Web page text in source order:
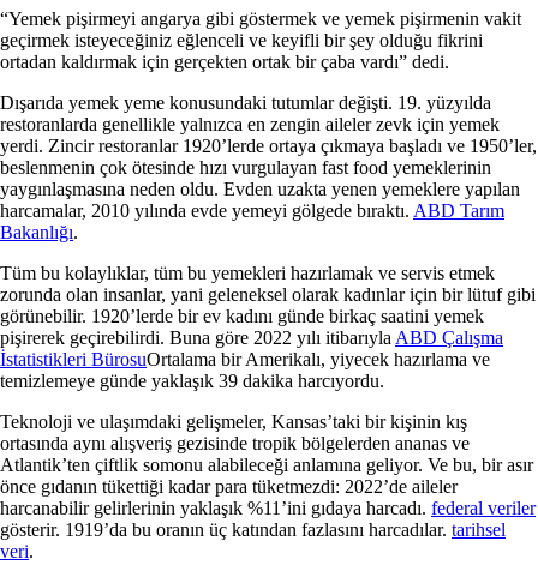
“Yemek pişirmeyi angarya gibi göstermek ve yemek pişirmenin vakit
geçirmek isteyeceğiniz eğlenceli ve keyifli bir şey olduğu fikrini
ortadan kaldırmak için gerçekten ortak bir çaba vardı” dedi.
Dışarıda yemek yeme konusundaki tutumlar değişti. 19. yüzyılda
restoranlarda genellikle yalnızca en zengin aileler zevk için yemek
yerdi. Zincir restoranlar 1920’lerde ortaya çıkmaya başladı ve 1950’ler,
beslenmenin çok ötesinde hızı vurgulayan fast food yemeklerinin
yaygınlaşmasına neden oldu. Evden uzakta yenen yemeklere yapılan
harcamalar, 2010 yılında evde yemeyi gölgede bıraktı. ABD Tarım
Bakanlığı.
Tüm bu kolaylıklar, tüm bu yemekleri hazırlamak ve servis etmek
zorunda olan insanlar, yani geleneksel olarak kadınlar için bir lütuf gibi
görünebilir. 1920’lerde bir ev kadını günde birkaç saatini yemek
pişirerek geçirebilirdi. Buna göre 2022 yılı itibarıyla ABD Çalışma
İstatistikleri BürosuOrtalama bir Amerikalı, yiyecek hazırlama ve
temizlemeye günde yaklaşık 39 dakika harcıyordu.
Teknoloji ve ulaşımdaki gelişmeler, Kansas’taki bir kişinin kış
ortasında aynı alışveriş gezisinde tropik bölgelerden ananas ve
Atlantik’ten çiftlik somonu alabileceği anlamına geliyor. Ve bu, bir asır
önce gıdanın tükettiği kadar para tüketmezdi: 2022’de aileler
harcanabilir gelirlerinin yaklaşık %11’ini gıdaya harcadı. federal veriler
gösterir. 1919’da bu oranın üç katından fazlasını harcadılar. tarihsel
veri.